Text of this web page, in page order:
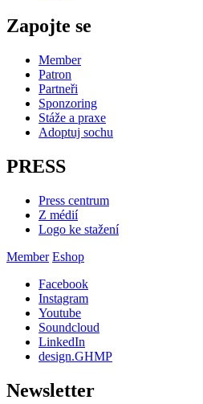
Zapojte se
Member
Patron
Partneři
Sponzoring
Stáže a praxe
Adoptuj sochu
PRESS
Press centrum
Z médií
Logo ke stažení
Member Eshop
Facebook
Instagram
Youtube
Soundcloud
LinkedIn
design.GHMP
Newsletter